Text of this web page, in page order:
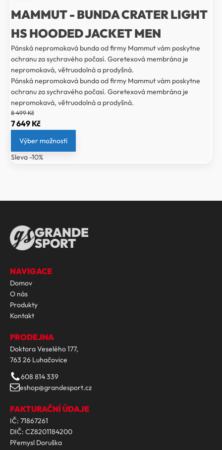
MAMMUT - BUNDA CRATER LIGHT
HS HOODED JACKET MEN
Pánská nepromokavá bunda od firmy Mammut vám poskytne
ochranu za sychravého počasí. Goretexová membrána je
nepromokavá, větruodolná a prodyšná.
Pánská nepromokavá bunda od firmy Mammut vám poskytne
ochranu za sychravého počasí. Goretexová membrána je
nepromokavá, větruodolná a prodyšná.
8 499Kč
Původní
cena
byla:
8
7 649 KčAktuální
cena
7
Výber možností
Sleva -10%
GRANDE
SPORT
NAVIGACE
Domov
O nás
Produkty
Kontakt
PRODEJNA
Doktora Veselého 177,
763 26 Luhačovice
608 814 339
eshop@grandesport.cz
FAKTURAČNÍ ÚDAJE
IČ: 71867261
DIČ: CZ8201184200
Přemysl Doruška